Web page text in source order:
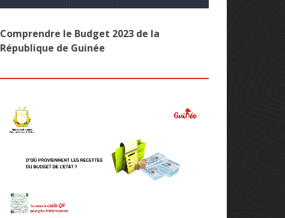
Comprendre le Budget 2023 de la
République de Guinée